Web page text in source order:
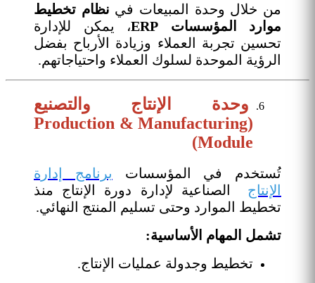
من خلال وحدة المبيعات في نظام تخطيط
موارد المؤسسات
ERP، يمكن للإدارة
تحسين تجربة العملاء وزيادة الأرباح بفضل
الرؤية الموحدة لسلوك العملاء واحتياجاتهم.
وحدة الإنتاج والتصنيع
(Production & Manufacturing
Module)
تُستخدم في المؤسسات برنامج إدارة
الإنتاج الصناعية لإدارة دورة الإنتاج منذ
تخطيط الموارد وحتى تسليم المنتج النهائي.
تشمل المهام الأساسية:
تخطيط وجدولة عمليات الإنتاج.